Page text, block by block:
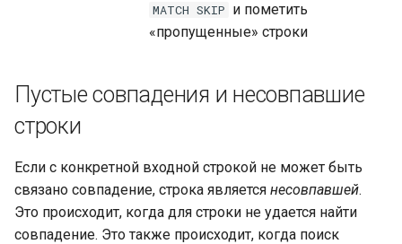
MATCH SKIP и пометить
«пропущенные» строки
Пустые совпадения и несовпавшие
строки
Если с конкретной входной строкой не может быть
связано совпадение, строка является несовпавшей.
Это происходит, когда для строки не удается найти
совпадение. Это также происходит, когда поиск